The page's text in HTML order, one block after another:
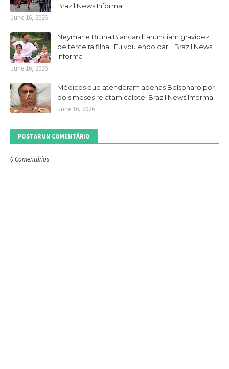
Brazil News Informa
June 16, 2026
Neymar e Bruna Biancardi anunciam gravidez
de terceira filha: 'Eu vou endoidar' | Brazil News
Informa
June 16, 2026
Médicos que atenderam apenas Bolsonaro por
dois meses relatam calote| Brazil News Informa
June 16, 2026
POSTAR UM COMENTÁRIO
0 Comentários